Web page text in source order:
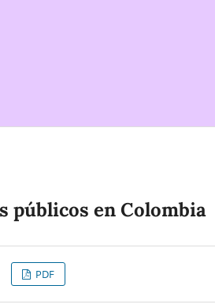
públicos en Colombia
PDF